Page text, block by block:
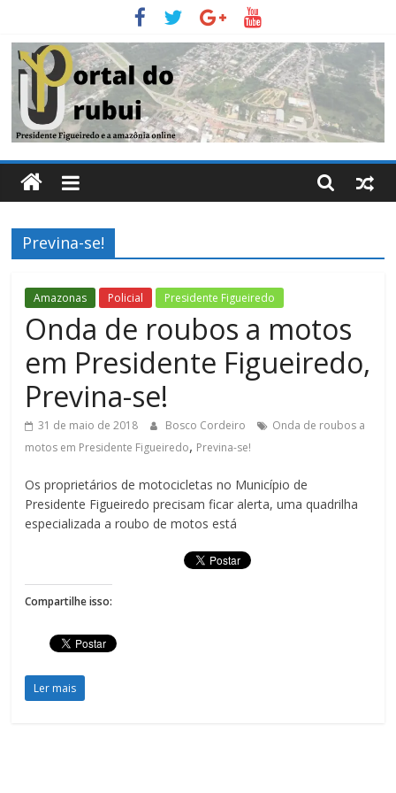
conteúdo
Portal
Do
Urubui
informativo
eletrônico
de
Presidente
Figueiredo
Previna-se!
Amazonas Policial Presidente Figueiredo
Onda de roubos a motos
em Presidente Figueiredo,
Previna-se!
31 de maio de 2018 Bosco Cordeiro
Onda de roubos a
motos em Presidente Figueiredo, Previna-se!
Os proprietários de motocicletas no Município de
Presidente Figueiredo precisam ficar alerta, uma quadrilha
especializada a roubo de motos está
Compartilhe isso:
Ler mais